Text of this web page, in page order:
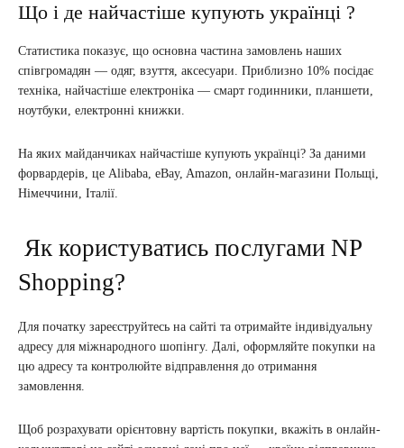
Що і де найчастіше купують українці ?
Статистика показує, що основна частина замовлень наших
співгромадян — одяг, взуття, аксесуари. Приблизно 10% посідає
техніка, найчастіше електроніка — смарт годинники, планшети,
ноутбуки, електронні книжки.
На яких майданчиках найчастіше купують українці? За даними
форвардерів, це Alibaba, eBay, Amazon, онлайн-магазини Польщі,
Німеччини, Італії.
Як користуватись послугами NP
Shopping?
Для початку зареєструйтесь на сайті та отримайте індивідуальну
адресу для міжнародного шопінгу. Далі, оформляйте покупки на
цю адресу та контролюйте відправлення до отримання
замовлення.
Щоб розрахувати орієнтовну вартість покупки, вкажіть в онлайн-